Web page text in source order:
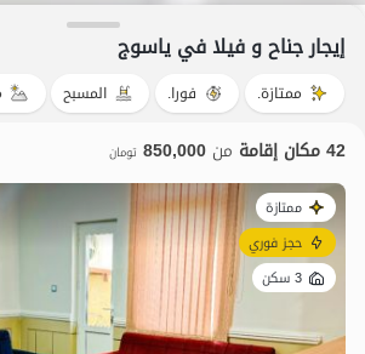
إيجار جناح و فيلا في یاسوج
ممتازة. فورا. المسبح
42 مكان إقامة من 850,000 تومان
ممتازة
حجز فوري
3 سكن